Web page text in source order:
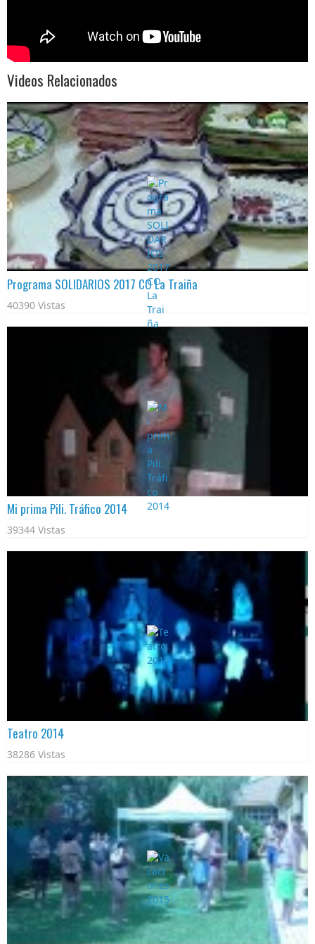
Videos Relacionados
Programa SOLIDARIOS 2017 CO La Traiña
40390 Vistas
Mi prima Pili. Tráfico 2014
39344 Vistas
Teatro 2014
38286 Vistas